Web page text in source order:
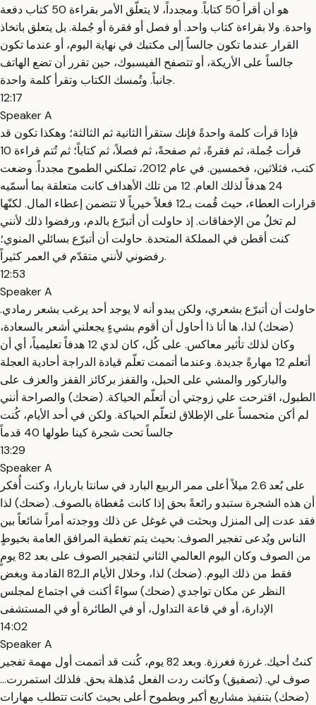
هو أن أقرأ 50 كتاباً. ومجدداً، لا يتعلّق الأمر بقراءة 50 كتاب دفعة
واحدة. ولا بقراءة كتاب واحد. أو فصل أو فقرة أو جُملة. بل يتعلق باتخاذ
القرار عندما تكون جالساً إلى مكتبك في نهاية اليوم، أو عندما تكون
جالساً على الأريكة، أو تتصفح الفيسبوك، حين تقرر أن تضع الهاتف
جانباً. وتُمسك الكتاب وتقرأ كلمة واحدة.
12:17
Speaker A
فإذا قرأت كلمة واحدةً فإنك ستقرأ الثانية ثم الثالثة؛ وهكذا تكون قد
قرأت جُملة، ثم فقرةً، ثم صفحةً، ثم فصلاً، ثم كتاباً؛ ثم تُتم قراءة 10
كتب، فثلاثين، فخمسين. في عام 2012، تملكني الطموح مجدداً. وضعت
24 هدفاً لذلك العام. 12 من تلك الأهداف كانت متعلقة بما أسمّيه
قرارات العطاء، حيث قُمت بـ12 فعلاً خيرياً لا تتضمن إعطاء المال. لكنّها
لم تخلُ من الإخفاقات. إذ حاولت أن أتبرّع بالدم، ورفضوا ذلك لأنني
كنت أقطن في المملكة المتحدة. حاولت أن أتبرّع بسائلي المنوي؛
رفضوني لأنني متقدّم في العمر كثيراً.
12:53
Speaker A
حاولت أن أتبرّع بشعري، ولكن يبدو أنه لا يوجد أحد يرغب بشعر رمادي.
(ضحك) لذا، ها أنا ذا أحاول أن أقوم بشيءٍ يجعلني أشعر بالسعادة،
وكان لذلك تأثير معاكس. على كُل، كان لدي 12 هدفاً تعليمياً، أي أن
أتعلم 12 مهارةً جديدة. وعندما أتممت تعلّم قيادة الدراجة أحادية العجلة
والباركور والمشي على الحبل، والقفز بركائز القفز والعزف على
الطبول، اقترحت علي زوجتي أن أتعلّم الحياكة. (ضحك) والصراحة أنني
لم أكن متحمساً على الإطلاق لتعلّم الحياكة. ولكن في أحد الأيام، كُنت
جالساً تحت شجرة كينا طولها 40 قدماً
13:29
Speaker A
على بُعد 2.6 ميلاً أعلى ممر الربيع البارد في سانتا باربارا، وكنت أُفكر
أن هذه الشجرة ستبدو رائعةً بحق إذا كانت مُغطاة بالصوف. (ضحك) لذا
فقد عدت إلى المنزل وبحثت في غوغل عن ذلك ووجدته أمراً شائعاً بين
الناس ويُدعى تفجير الصوف: بحيث يتم تغطية المرافق العامة بخيوطٍ
من الصوف وكان اليوم العالمي الثاني لتفجير الصوف على بعد 82 يومٍ
فقط من ذلك اليوم. (ضحك) لذا، وخلال الأيام الـ82 القادمة وبغض
النظر عن مكان تواجدي (ضحك) سواءً أكنت في اجتماع لمجلس
الإدارة، أو في قاعة التداول، أو في الطائرة أو في المستشفى
14:02
Speaker A
كنتُ أحيك. غرزة فغرزة. وبعد 82 يوم، كُنت قد أتممت أول مهمة تفجير
صوف لي. (تصفيق) وكانت ردت الفعل مُذهلة بحق. فلذلك استمررت...
(ضحك) بتنفيذ مشاريع أكبر وبطموح أعلى بحيث كانت تتطلب مهارات